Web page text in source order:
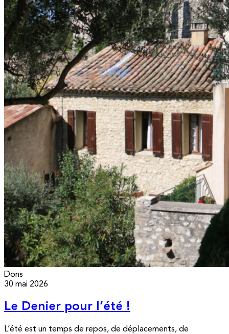
Dons
30 mai 2026
Le Denier pour l’été !
L’été est un temps de repos, de déplacements, de